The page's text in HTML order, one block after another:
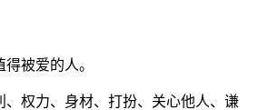
得被爱的人。
、权力、身材、打扮、关心他人、谦